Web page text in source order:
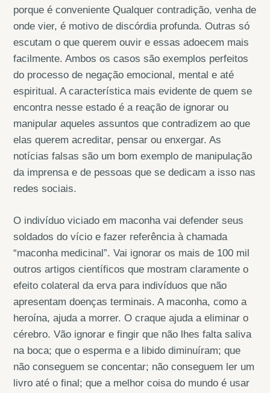
porque é conveniente Qualquer contradição, venha de
onde vier, é motivo de discórdia profunda. Outras só
escutam o que querem ouvir e essas adoecem mais
facilmente. Ambos os casos são exemplos perfeitos
do processo de negação emocional, mental e até
espiritual. A característica mais evidente de quem se
encontra nesse estado é a reação de ignorar ou
manipular aqueles assuntos que contradizem ao que
elas querem acreditar, pensar ou enxergar. As
notícias falsas são um bom exemplo de manipulação
da imprensa e de pessoas que se dedicam a isso nas
redes sociais.
O indivíduo viciado em maconha vai defender seus
soldados do vício e fazer referência à chamada
“maconha medicinal”. Vai ignorar os mais de 100 mil
outros artigos científicos que mostram claramente o
efeito colateral da erva para indivíduos que não
apresentam doenças terminais. A maconha, como a
heroína, ajuda a morrer. O craque ajuda a eliminar o
cérebro. Vão ignorar e fingir que não lhes falta saliva
na boca; que o esperma e a libido diminuíram; que
não conseguem se concentar; não conseguem ler um
livro até o final; que a melhor coisa do mundo é usar